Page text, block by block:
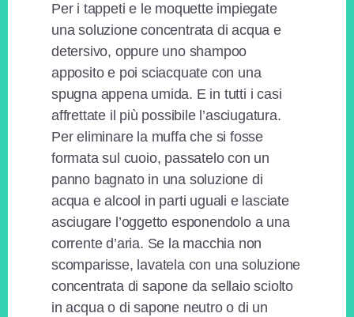
Per i tappeti e le moquette impiegate
una soluzione concentrata di acqua e
detersivo, oppure uno shampoo
apposito e poi sciacquate con una
spugna appena umida. E in tutti i casi
affrettate il più possibile l’asciugatura.
Per eliminare la muffa che si fosse
formata sul cuoio, passatelo con un
panno bagnato in una soluzione di
acqua e alcool in parti uguali e lasciate
asciugare l’oggetto esponendolo a una
corrente d’aria. Se la macchia non
scomparisse, lavatela con una soluzione
concentrata di sapone da sellaio sciolto
in acqua o di sapone neutro o di un